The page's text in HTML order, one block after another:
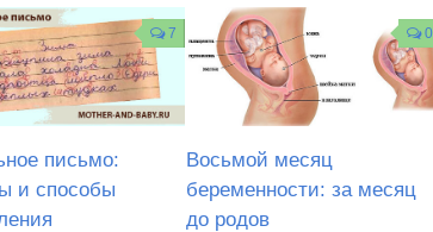
7
письмо:
и способы
0
Восьмой месяц
беременности: за месяц
до родов